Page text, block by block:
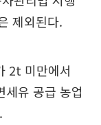
제외된다.
2t 미만에서
유 공급 농업